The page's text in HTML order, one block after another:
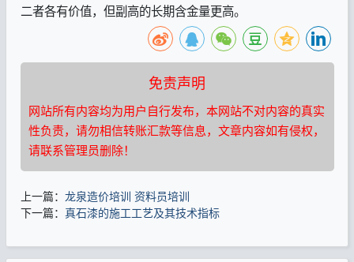
二者各有价值，但副高的长期含金量更高。
免责声明
网站所有内容均为用户自行发布，本网站不对内容的真实
性负责，请勿相信转账汇款等信息，文章内容如有侵权，
请联系管理员删除！
上一篇： 龙泉造价培训 资料员培训
下一篇： 真石漆的施工工艺及其技术指标